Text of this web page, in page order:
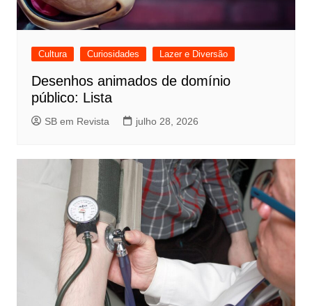
Cultura Curiosidades Lazer e Diversão
Desenhos animados de domínio
público: Lista
SB em Revista julho 28, 2026